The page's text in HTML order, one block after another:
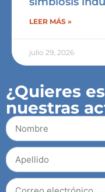
LEER MÁS »
julio 29, 2026
¿Quieres
nuestras